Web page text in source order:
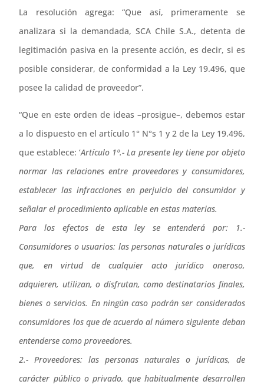
La resolución agrega: “Que así, primeramente se
analizara si la demandada, SCA Chile S.A., detenta de
legitimación pasiva en la presente acción, es decir, si es
posible considerar, de conformidad a la Ley 19.496, que
posee la calidad de proveedor”.
“Que en este orden de ideas –prosigue–, debemos estar
a lo dispuesto en el artículo 1° N°s 1 y 2 de la Ley 19.496,
que establece: ‘Artículo 1º.- La presente ley tiene por objeto
normar las relaciones entre proveedores y consumidores,
establecer las infracciones en perjuicio del consumidor y
señalar el procedimiento aplicable en estas materias.
Para los efectos de esta ley se entenderá por:
1.-
Consumidores o usuarios: las personas naturales o jurídicas
que, en virtud de cualquier acto jurídico oneroso,
adquieren, utilizan, o disfrutan, como destinatarios finales,
bienes o servicios. En ningún caso podrán ser considerados
consumidores los que de acuerdo al número siguiente deban
entenderse como proveedores.
2.- Proveedores: las personas naturales o jurídicas, de
carácter público o privado, que habitualmente desarrollen